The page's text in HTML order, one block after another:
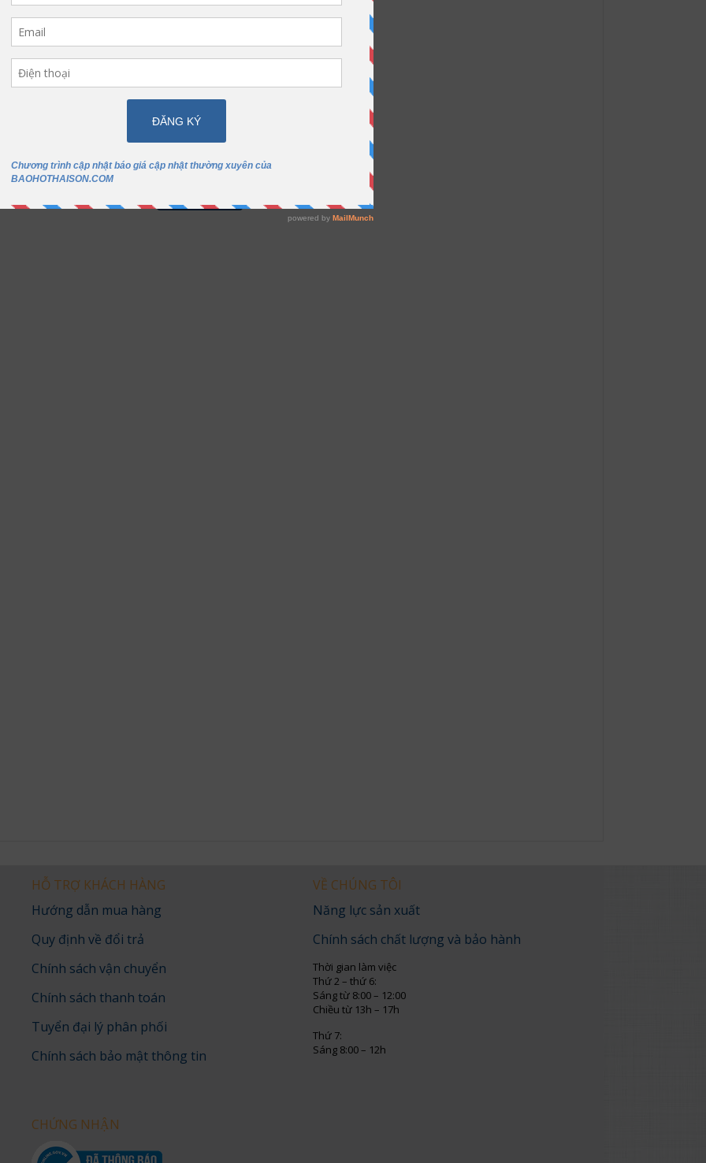
ĐỒNG PHỤC
BÁO GIÁ
QUẦN ÁO CHỐNG HÓA
CHẤT DUPONT TYVEK –
MỸ
HỖ TRỢ KHÁCH HÀNG
Hướng dẫn mua hàng
Quy định về đổi trả
Chính sách vận chuyển
Chính sách thanh toán
Tuyển đại lý phân phối
Chính sách bảo mật thông tin
CHỨNG NHẬN
VỀ CHÚNG TÔI
Năng lực sản xuất
Chính sách chất lượng và bảo hành
Thời gian làm việc
Thứ 2 – thứ 6:
Sáng từ 8:00 – 12:00
Chiều từ 13h – 17h
Thứ 7:
Sáng 8:00 – 12h